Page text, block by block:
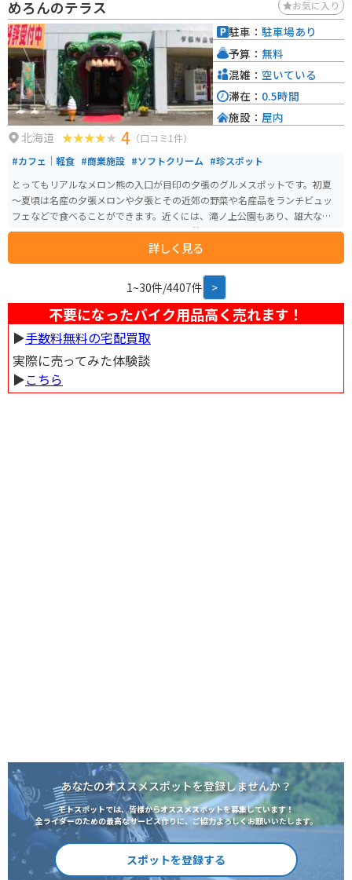
めろんのテラス お気に入り
北海道 4 （口コミ1件）
#カフェ｜軽食 #商業施設 #ソフトクリーム #珍スポット
とってもリアルなメロン熊の入口が目印の夕張のグルメスポットです。初夏
～夏頃は名産の夕張メロンや夕張とその近郊の野菜や名産品をランチビュッ
フェなどで食べることができます。近くには、滝ノ上公園もあり、雄大な滝
を眺めることができるのでツーリングの休憩地としてオススメです。
詳しく見る
駐車： 駐車場あり
予算： 無料
混雑： 空いている
滞在： 0.5時間
施設： 屋内
1~30件/4407件 >
不要になったバイク用品高く売れます！
▶︎手数料無料の宅配買取
実際に売ってみた体験談
▶︎こちら
あなたのオススメスポットを登録しませんか？
モトスポットでは、皆様からオススメスポットを募集しています！
全ライダーのための最高なサービス作りに、ご協力よろしくお願いいたします。
スポットを登録する